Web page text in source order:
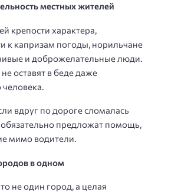
местных жителей
крепости характера,
к капризам погоды, норильчане
и доброжелательные люди.
оставят в беде даже
вдруг по дороге сломалась
предложат помощь,
мимо водители.
в одном
не один город, а целая